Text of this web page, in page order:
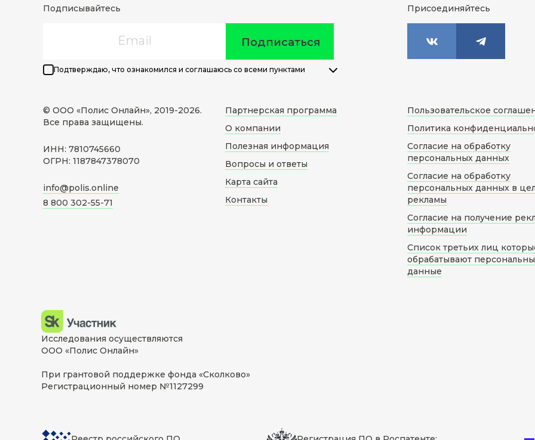
Подписывайтесь
Подписаться
Подтверждаю, что ознакомился и соглашаюсь со всеми пунктами
Присоединяйтесь
© ООО «Полис Онлайн», 2019-2026.
Все права защищены.
ИНН: 7810745660
ОГРН: 1187847378070
info@polis.online
8 800 302-55-71
Партнерская программа
О компании
Полезная информация
Вопросы и ответы
Карта сайта
Контакты
Пользовательское
Политика
Согласие на обработку
персональных данных
Согласие на обработку
персональных данных в
рекламы
Согласие на получение
информации
Список третьих лиц
обрабатывают
данные
Исследования осуществляются
ООО «Полис Онлайн»
При грантовой поддержке фонда «Сколково»
Регистрационный номер №1127299